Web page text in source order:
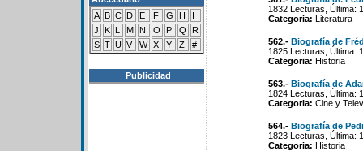
A B C D E F G H
I
J
K L M N O P Q
R
S T U V W X Y Z #
Publicidad
1832 Lecturas, Última:
Categoria: Literatura
562.- Biografía de
1825 Lecturas, Última:
Categoria: Historia
563.- Biografía de
1824 Lecturas, Última:
Categoria: Cine y
564.- Biografía de
1823 Lecturas, Última:
Categoria: Historia